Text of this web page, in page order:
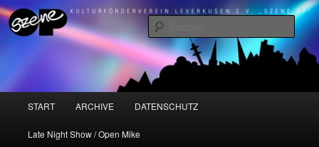
Zum
primären
Inhalt
Szene OP
Kulturförderverein Leverkusen e.V. "Szene OP"
START ARCHIVE DATENSCHUTZ
Late Night Show / Open Mike